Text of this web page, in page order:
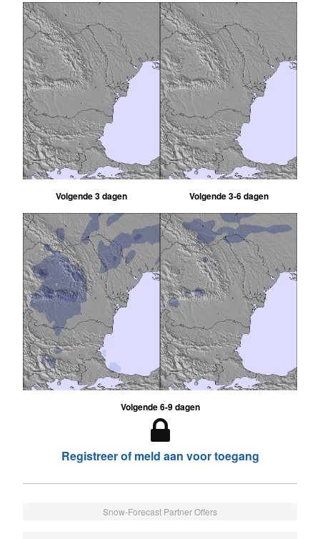
Volgende 3 dagen Volgende 3-6 dagen
Volgende 6-9 dagen
Registreer of meld aan voor toegang
Snow-Forecast Partner Offers